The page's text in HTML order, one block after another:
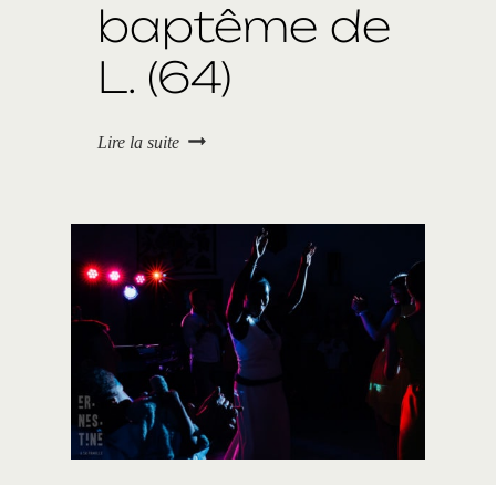
baptême de
L. (64)
Lire la suiteH
l
a
l
i
s
à
B
i